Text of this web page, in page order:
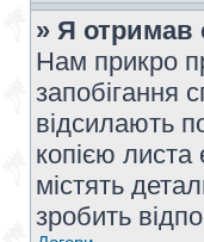
» Я отримав
Нам прикро
запобігання
відсилають
копією
містять
зробить